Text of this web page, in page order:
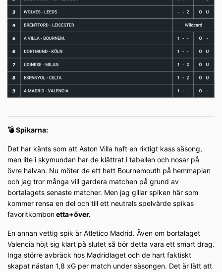
💣 Spikarna:
Det har känts som att Aston Villa haft en riktigt kass säsong,
men lite i skymundan har de klättrat i tabellen och nosar på
övre halvan. Nu möter de ett hett Bournemouth på hemmaplan
och jag tror många vill gardera matchen på grund av
bortalagets senaste matcher. Men jag gillar spiken här som
kommer rensa en del och till ett neutrals spelvärde spikas
favoritkombonetta+över.
En annan vettig spik är Atletico Madrid. Även om bortalaget
Valencia höjt sig klart på slutet så bör detta vara ett smart drag.
Inga större avbräck hos Madridlaget och de hart faktiskt
skapat nästan 1,8 xG per match under säsongen. Det är lätt att